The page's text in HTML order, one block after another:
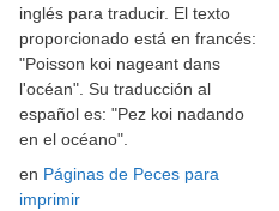
inglés para traducir. El texto
proporcionado está en francés:
"Poisson koi nageant dans
l'océan". Su traducción al
español es: "Pez koi nadando
en el océano".
en Páginas de Peces para
imprimir